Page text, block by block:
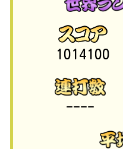
1014100
----